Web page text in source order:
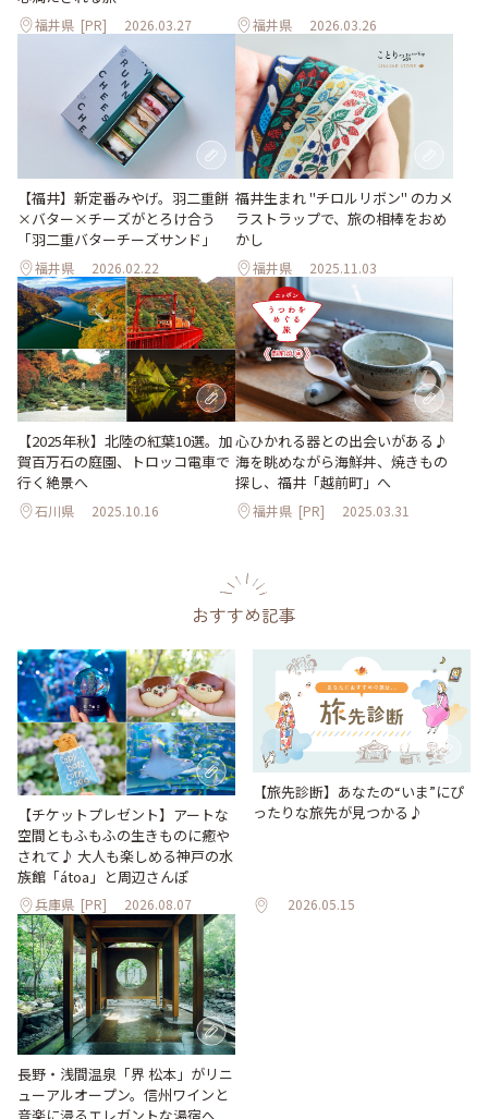
福井県 [PR] 2026.03.27 福井県 2026.03.26
【福井】新定番みやげ。羽二重餅
×バター×チーズがとろけ合う
「羽二重バターチーズサンド」
福井県 2026.02.22
福井生まれ "チロルリボン" のカメ
ラストラップで、旅の相棒をおめ
かし
福井県 2025.11.03
【2025年秋】北陸の紅葉10選。加
賀百万石の庭園、トロッコ電車で
行く絶景へ
石川県 2025.10.16
心ひかれる器との出会いがある♪
海を眺めながら海鮮丼、焼きもの
探し、福井「越前町」へ
福井県 [PR] 2025.03.31
おすすめ記事
【チケットプレゼント】アートな
空間ともふもふの生きものに癒や
されて♪ 大人も楽しめる神戸の水
族館「átoa」と周辺さんぽ
兵庫県 [PR] 2026.08.07
【旅先診断】あなたの“いま”にぴ
ったりな旅先が見つかる♪
2026.05.15
長野・浅間温泉「界 松本」がリニ
ューアルオープン。信州ワインと